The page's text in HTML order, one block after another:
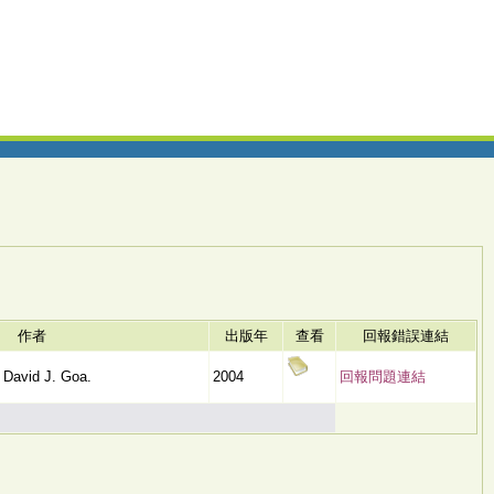
作者 出版年 查看 回報錯誤連結
David J. Goa. 2004 回報問題連結